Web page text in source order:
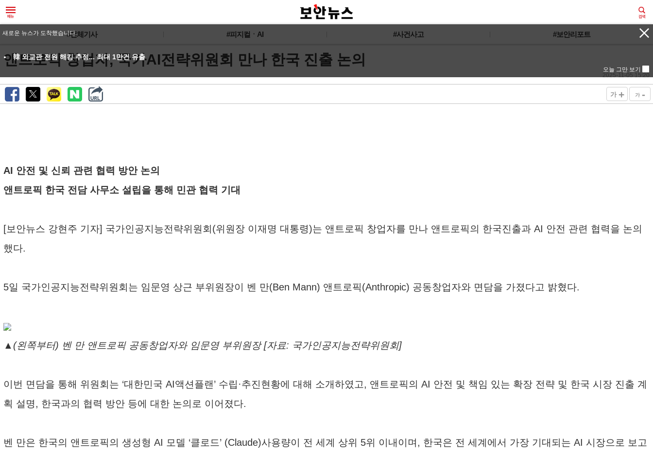
#전체기사 #피지컬ㆍAI #사건사고 #보안리포트
앤트로픽 창업자, 국가AI전략위원회 만나 한국 진출 논의
2025-11-05 15:20
가 + 가 -
AI 안전 및 신뢰 관련 협력 방안 논의
앤트로픽 한국 전담 사무소 설립을 통해 민관 협력 기대
[보안뉴스 강현주 기자] 국가인공지능전략위원회(위원장 이재명 대통령)는 앤트로픽 창업자를 만나 앤트로픽의 한국진출과 AI 안전 관련 협력을 논의
했다.
5일 국가인공지능전략위원회는 임문영 상근 부위원장이 벤 만(Ben Mann) 앤트로픽(Anthropic) 공동창업자와 면담을 가졌다고 밝혔다.
▲(왼쪽부터) 벤 만 앤트로픽 공동창업자와 임문영 부위원장 [자료: 국가인공지능전략위원회]
이번 면담을 통해 위원회는 ‘대한민국 AI액션플랜’ 수립·추진현황에 대해 소개하였고, 앤트로픽의 AI 안전 및 책임 있는 확장 전략 및 한국 시장 진출 계
획 설명, 한국과의 협력 방안 등에 대한 논의로 이어졌다.
벤 만은 한국의 앤트로픽의 생성형 AI 모델 ‘클로드’ (Claude)사용량이 전 세계 상위 5위 이내이며, 한국은 전 세계에서 가장 기대되는 AI 시장으로 보고
새로운 뉴스가 도착했습니다.
韓 외교관 전원 해킹 추정... 최대 1만건 유출
오늘 그만 보기